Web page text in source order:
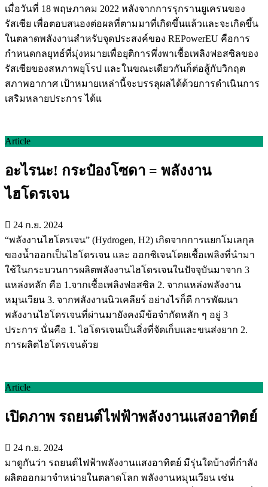
เมื่อวันที่ 18 พฤษภาคม 2022 หลังจากการรุกรานยูเครนของ
รัสเซีย เพื่อตอบสนองต่อผลที่ตามมาที่เกิดขึ้นแล้วและจะเกิดขึ้น
ในตลาดพลังงานสำหรับจุดประสงค์ของ REPowerEU คือการ
กำหนดกลยุทธ์ที่มุ่งหมายเพื่อยุติการพึ่งพาเชื้อเพลิงฟอสซิลของ
รัสเซียของสหภาพยุโรป และในขณะเดียวกันก็ต่อสู้กับวิกฤต
สภาพอากาศ เป้าหมายเหล่านี้จะบรรลุผลได้ด้วยการดำเนินการ
เสริมหลายประการ ได้แ
Article
อะไรนะ! กระป๋องโซดา = พลังงาน
ไฮโดรเจน
24 ก.ย. 2024
“พลังงานไฮโดรเจน” (Hydrogen, H2) เกิดจากการแยกโมเลกุล
ของน้ำออกเป็นไฮโดรเจน และ ออกซิเจนโดยเชื้อเพลิงที่นำมา
ใช้ในกระบวนการผลิตพลังงานไฮโดรเจนในปัจจุบันมาจาก 3
แหล่งหลัก คือ 1.จากเชื้อเพลิงฟอสซิล 2. จากแหล่งพลังงาน
หมุนเวียน 3. จากพลังงานนิวเคลียร์ อย่างไรก็ดี การพัฒนา
พลังงานไฮโดรเจนที่ผ่านมายังคงมีข้อจำกัดหลัก ๆ อยู่ 3
ประการ นั่นคือ 1. ไฮโดรเจนเป็นสิ่งที่จัดเก็บและขนส่งยาก 2.
การผลิตไฮโดรเจนด้วย
Article
เปิดภาพ รถยนต์ไฟฟ้าพลังงานแสงอาทิตย์
24 ก.ย. 2024
มาดูกันว่า รถยนต์ไฟฟ้าพลังงานแสงอาทิตย์ มีรุ่นใดบ้างที่กำลัง
ผลิตออกมาจำหน่ายในตลาดโลก พลังงานหมุนเวียน เช่น